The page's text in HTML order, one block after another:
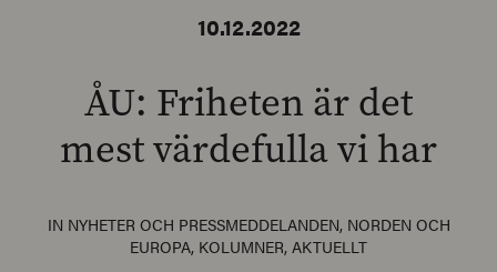
10.12.2022
ÅU: Friheten är det
mest värdefulla vi har
IN NYHETER OCH PRESSMEDDELANDEN, NORDEN OCH
EUROPA, KOLUMNER, AKTUELLT